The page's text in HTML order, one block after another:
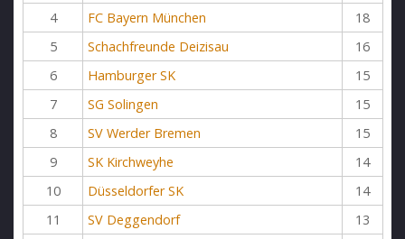
4
FC Bayern München
18
5
Schachfreunde Deizisau
16
6
Hamburger SK
15
7
SG Solingen
15
8
SV Werder Bremen
15
9
SK Kirchweyhe
14
10
Düsseldorfer SK
14
11
SV Deggendorf
13